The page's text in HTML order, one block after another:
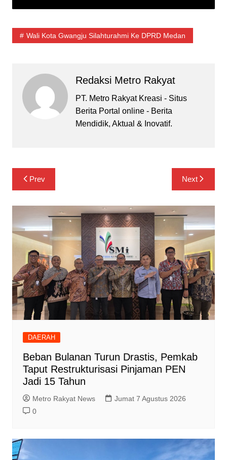
Wali Kota Gwangju Silahturahmi Ke DPRD Medan
Redaksi Metro Rakyat
PT. Metro Rakyat Kreasi - Situs
Berita Portal online - Berita
Mendidik, Aktual & Inovatif.
Navigasi
pos
Prev Next
DAERAH
Beban Bulanan Turun Drastis, Pemkab
Taput Restrukturisasi Pinjaman PEN
Jadi 15 Tahun‎
Metro Rakyat News
Jumat 7 Agustus 2026
0